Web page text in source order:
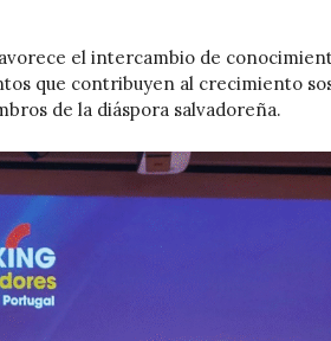
el intercambio de
que contribuyen al crecimiento
de la diáspora salvadoreña.